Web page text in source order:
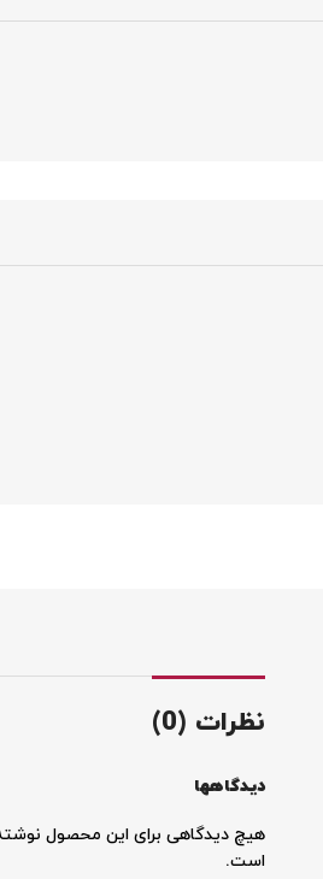
نظرات (0)
دیدگاهها
هیچ دیدگاهی برای این محصول
است.